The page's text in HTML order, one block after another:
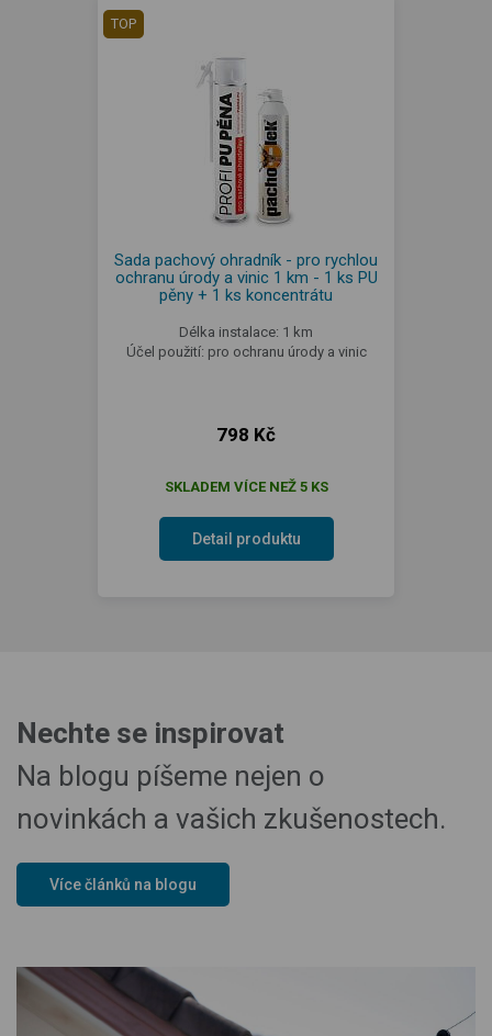
TOP
Sada pachový ohradník - pro rychlou
ochranu úrody a vinic 1 km - 1 ks PU
pěny + 1 ks koncentrátu
Délka instalace: 1 km
Účel použití: pro ochranu úrody a vinic
798 Kč
SKLADEM VÍCE NEŽ 5 KS
Detail produktu
Nechte se inspirovat
Na blogu píšeme nejen o
novinkách a vašich zkušenostech.
Více článků na blogu